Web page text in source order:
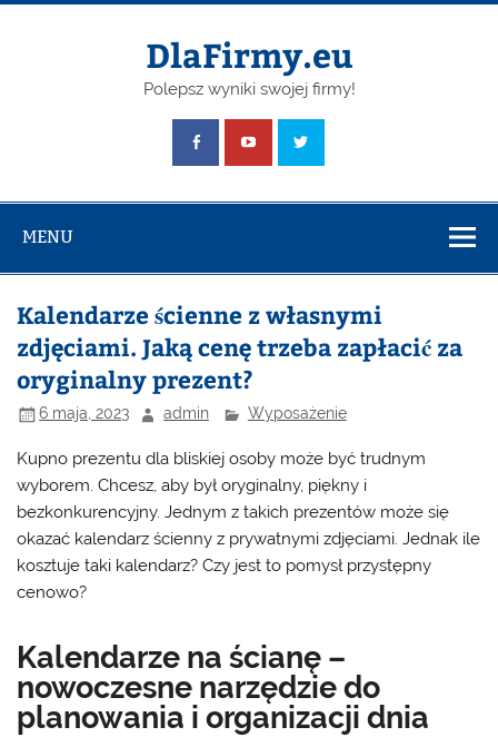
Skip
DlaFirmy.eu
Polepsz wyniki swojej firmy!
MENU
Kalendarze ścienne z własnymi
zdjęciami. Jaką cenę trzeba zapłacić za
oryginalny prezent?
6 maja, 2023 admin Wyposażenie
Kupno prezentu dla bliskiej osoby może być trudnym
wyborem. Chcesz, aby był oryginalny, piękny i
bezkonkurencyjny. Jednym z takich prezentów może się
okazać kalendarz ścienny z prywatnymi zdjęciami. Jednak ile
kosztuje taki kalendarz? Czy jest to pomysł przystępny
cenowo?
Kalendarze na ścianę –
nowoczesne narzędzie do
planowania i organizacji dnia